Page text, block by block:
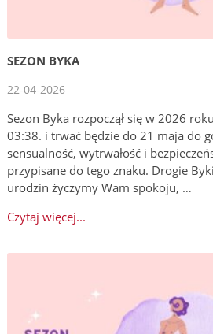
SEZON BYKA
22-04-2026
Sezon Byka rozpoczął się w 2026
03:38. i trwać będzie do 21 maja do
sensualność, wytrwałość i
przypisane do tego znaku. Drogie
urodzin życzymy Wam spokoju, …
Czytaj więcej...